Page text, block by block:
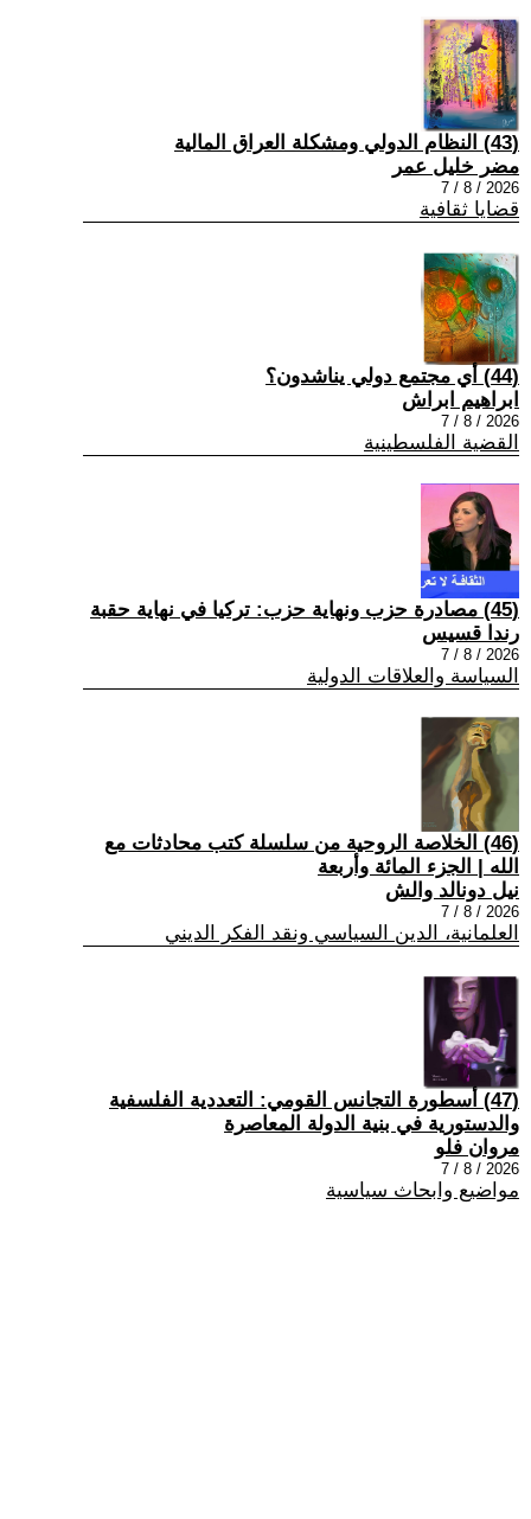
(43) النظام الدولي ومشكلة العراق المالية
مضر خليل عمر
2026 / 8 / 7
قضايا ثقافية
(44) أي مجتمع دولي يناشدون؟
ابراهيم ابراش
2026 / 8 / 7
القضية الفلسطينية
(45) مصادرة حزب ونهاية حزب: تركيا في نهاية حقبة
رندا قسيس
2026 / 8 / 7
السياسة والعلاقات الدولية
(46) الخلاصة الروحية من سلسلة كتب محادثات مع
الله | الجزء المائة وأربعة
نيل دونالد والش
2026 / 8 / 7
العلمانية، الدين السياسي ونقد الفكر الديني
(47) أسطورة التجانس القومي: التعددية الفلسفية
والدستورية في بنية الدولة المعاصرة
مروان فلو
2026 / 8 / 7
مواضيع وابحاث سياسية